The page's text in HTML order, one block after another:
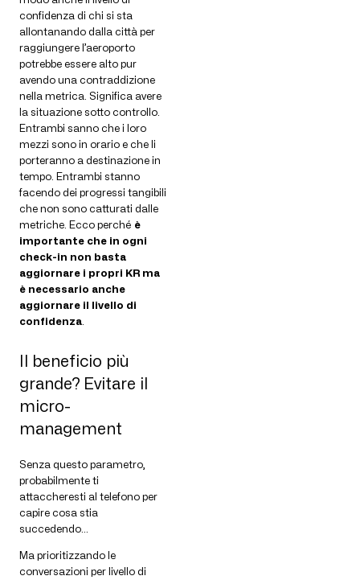
confidenza di chi si sta
allontanando dalla città per
raggiungere l’aeroporto
potrebbe essere alto pur
avendo una contraddizione
nella metrica. Significa avere
la situazione sotto controllo.
Entrambi sanno che i loro
mezzi sono in orario e che li
porteranno a destinazione in
tempo. Entrambi stanno
facendo dei progressi tangibili
che non sono catturati dalle
metriche. Ecco perché è
importante che in ogni
check-in non basta
aggiornare i propri KR ma
è necessario anche
aggiornare il livello di
confidenza.
Il beneficio più
grande? Evitare il
micro-
management
Senza questo parametro,
probabilmente ti
attaccheresti al telefono per
capire cosa stia
succedendo…
Ma prioritizzando le
conversazioni per livello di